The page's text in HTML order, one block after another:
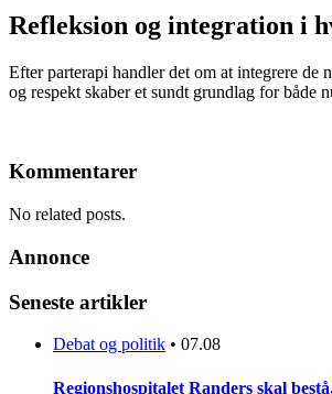
Refleksion og integration i
Efter parterapi handler det om at integrere
og respekt skaber et sundt grundlag for både
Kommentarer
No related posts.
Annonce
Seneste artikler
Debat og politik • 07.08
Regionshospitalet Randers skal